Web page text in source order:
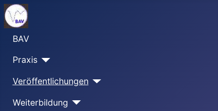
BAV
Praxis
Veröffentlichungen
Weiterbildung